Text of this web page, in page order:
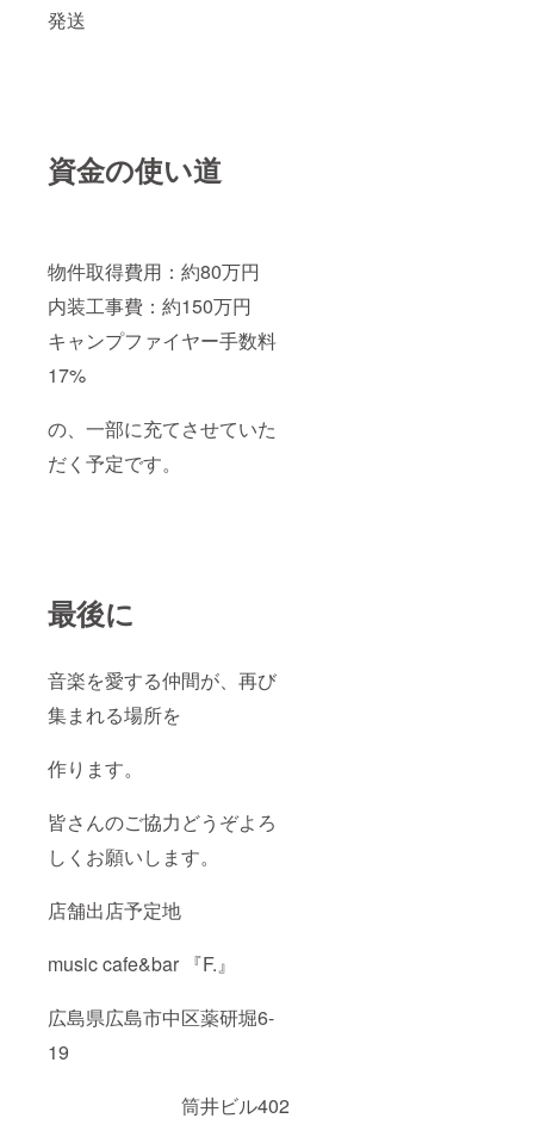
発送
資金の使い道
物件取得費用：約80万円
内装工事費：約150万円
キャンプファイヤー手数料
17%
の、一部に充てさせていた
だく予定です。
最後に
音楽を愛する仲間が、再び
集まれる場所を
作ります。
皆さんのご協力どうぞよろ
しくお願いします。
店舗出店予定地
music cafe&bar 『F.』
広島県広島市中区薬研堀6-
19
筒井ビル402